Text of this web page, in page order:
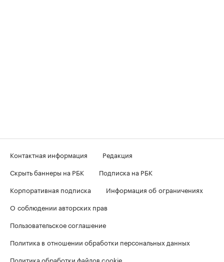
Контактная информация
Редакция
Скрыть баннеры на РБК
Подписка на РБК
Корпоративная подписка
Информация об ограничениях
О соблюдении авторских прав
Пользовательское соглашение
Политика в отношении обработки персональных данных
Политика обработки файлов cookie